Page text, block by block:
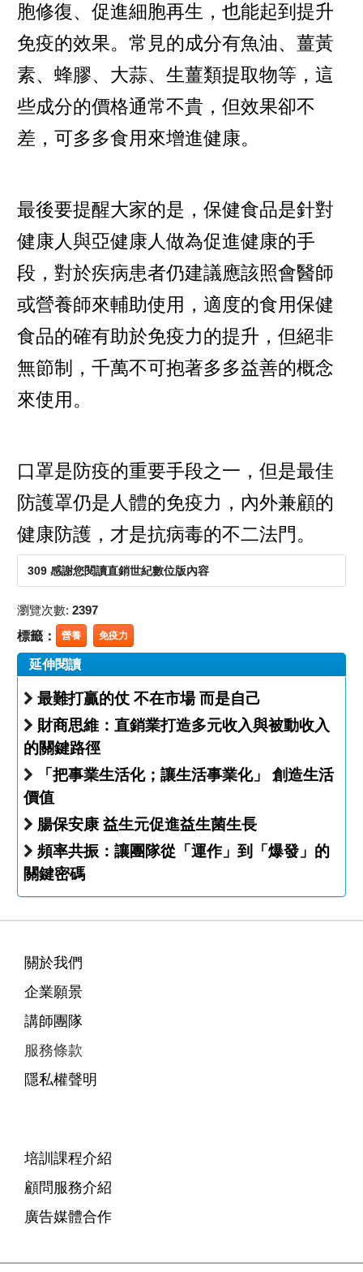
胞修復、促進細胞再生，也能起到提升
免疫的效果。常見的成分有魚油、薑黃
素、蜂膠、大蒜、生薑類提取物等，這
些成分的價格通常不貴，但效果卻不
差，可多多食用來增進健康。
最後要提醒大家的是，保健食品是針對
健康人與亞健康人做為促進健康的手
段，對於疾病患者仍建議應該照會醫師
或營養師來輔助使用，適度的食用保健
食品的確有助於免疫力的提升，但絕非
無節制，千萬不可抱著多多益善的概念
來使用。
口罩是防疫的重要手段之一，但是最佳
防護罩仍是人體的免疫力，內外兼顧的
健康防護，才是抗病毒的不二法門。
309 感謝您閱讀直銷世紀數位版內容
瀏覽次數: 2397
標籤： 營養 免疫力
延伸閱讀
最難打贏的仗 不在市場 而是自己
財商思維：直銷業打造多元收入與被動收入
的關鍵路徑
「把事業生活化；讓生活事業化」 創造生活
價值
腸保安康 益生元促進益生菌生長
頻率共振：讓團隊從「運作」到「爆發」的
關鍵密碼
關於我們
企業願景
講師團隊
服務條款
隱私權聲明
培訓課程介紹
顧問服務介紹
廣告媒體合作